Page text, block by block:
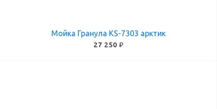
Мойка Гранула KS-7303 арктик
27 250 ₽